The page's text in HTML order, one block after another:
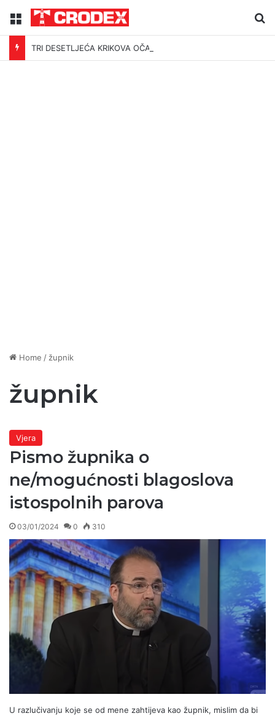
Menu
TRI DESETLJEĆA KRIKOVA OČAJNIKA
Home / župnik
župnik
Vjera
Pismo župnika o
ne/mogućnosti blagoslova
istospolnih parova
03/01/2024 0 310
U razlučivanju koje se od mene zahtijeva kao župnik, mislim da bi